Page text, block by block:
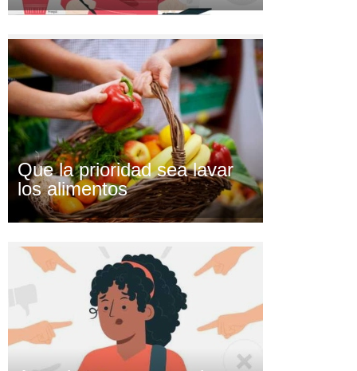
Que la prioridad sea lavar
los alimentos